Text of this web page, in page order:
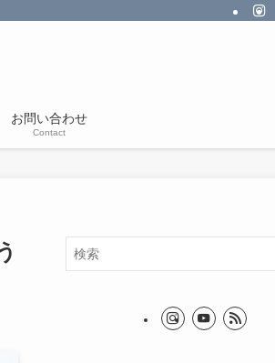
お問い合わせ
Contact